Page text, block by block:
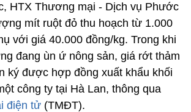
HTX Thương mại - Dịch vụ Phước
mít ruột đỏ thu hoạch từ 1.000
với giá 40.000 đồng/kg. Trong khi
đang ùn ứ nông sản, giá rớt thảm
ký được hợp đồng xuất khẩu khối
công ty tại Hà Lan, thông qua
điện tử (TMĐT).